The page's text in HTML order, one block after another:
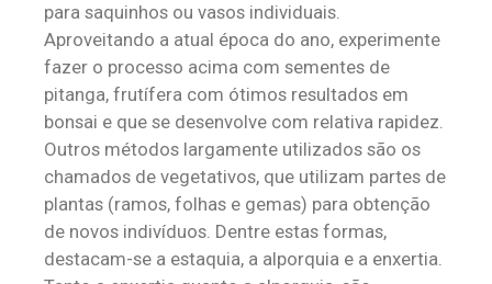
para saquinhos ou vasos individuais.
Aproveitando a atual época do ano, experimente
fazer o processo acima com sementes de
pitanga, frutífera com ótimos resultados em
bonsai e que se desenvolve com relativa rapidez.
Outros métodos largamente utilizados são os
chamados de vegetativos, que utilizam partes de
plantas (ramos, folhas e gemas) para obtenção
de novos indivíduos. Dentre estas formas,
destacam-se a estaquia, a alporquia e a enxertia.